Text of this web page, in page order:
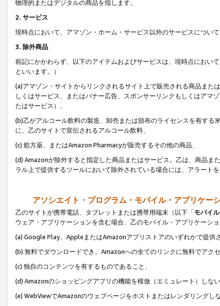
物理的またはデジタルの商品を指します。
2. サービス
現時点において、アマゾン・ホーム・サービス以外のサービスについ
3. 除外商品
前記にかかわらず、以下のアイテムおよびサービスは、現時点におい
といいます。）
(a)アマゾン・サイトからリンクされるサイト上で販売される商品ま
しくはサービス、またはバナー広告、スポンサーリンクもしくはアマ
たはサービス）、
(b)乙がアルコール飲料の製造、卸売または頒布のライセンスを有す
に、乙のサイトで宣伝されるアルコール飲料、
(c) 処方薬、またはAmazon Pharmacyが販売するその他の商品、
(d) Amazonが除外すると指定した商品またはサービス。乙は、商品ま
ラル上で提供するツールにおいて除外されている場合には、アラート
アソシエイト・プログラム・モバイル・アプリケー
乙のサイトが携帯電話、タブレットまたは携帯用端末（以下「モバイ
ウェア・アプリケーションを含む場合、乙のモバイル・アプリケーシ
(a) Google Play、AppleまたはAmazonアプリストアのいずれかで提供
(b) 無料でダウンロードでき、Amazonへの全てのリンクに無料でアク
(c) 独自のコンテンツを有するものであること、
(d) Amazonのショッピングアプリの機能を模倣（エミュレート）しな
(e) WebViewでAmazonのウェブページをホストまたはレンダリングし